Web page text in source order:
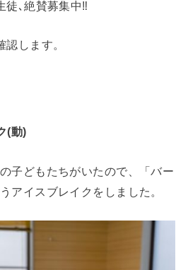
徒､絶賛募集中‼️
します。
(動)
子どもたちがいたので、「バー
アイスブレイクをしました。